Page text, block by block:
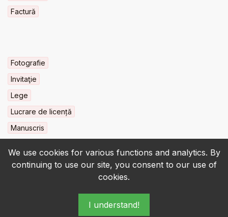
We use cookies for various functions and analytics. By
continuing to use our site, you consent to our use of
cookies.
I understand!
Factură
Fotografie
Invitaţie
Lege
Lucrare de licență
Manuscris
© 2022-2026 • BCU „Carol I” - All rights reserved.